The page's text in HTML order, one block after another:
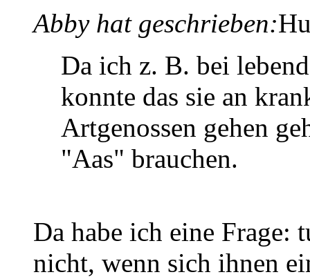
Abby hat geschrieben:
Da ich z. B. bei
konnte das sie an
Artgenossen gehen
"Aas" brauchen.
Da habe ich eine Frage:
nicht, wenn sich ihnen